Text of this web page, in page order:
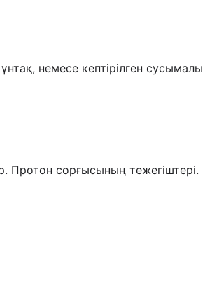
немесе кептірілген сусымалы
Протон сорғысының тежегіштері.